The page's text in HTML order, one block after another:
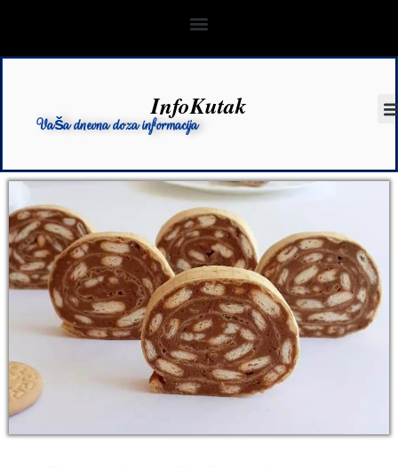
InfoKutak
Vaša dnevna doza informacija